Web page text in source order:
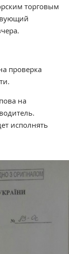
торговым
проверка
на
исполнять